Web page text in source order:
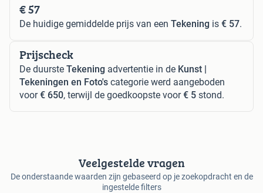
€ 57
De huidige gemiddelde prijs van een Tekening is € 57.
Prijscheck
De duurste Tekening advertentie in de Kunst |
Tekeningen en Foto's categorie werd aangeboden
voor€ 650, terwijl de goedkoopste voor€ 5 stond.
Veelgestelde vragen
De onderstaande waarden zijn gebaseerd op je zoekopdracht en de
ingestelde filters